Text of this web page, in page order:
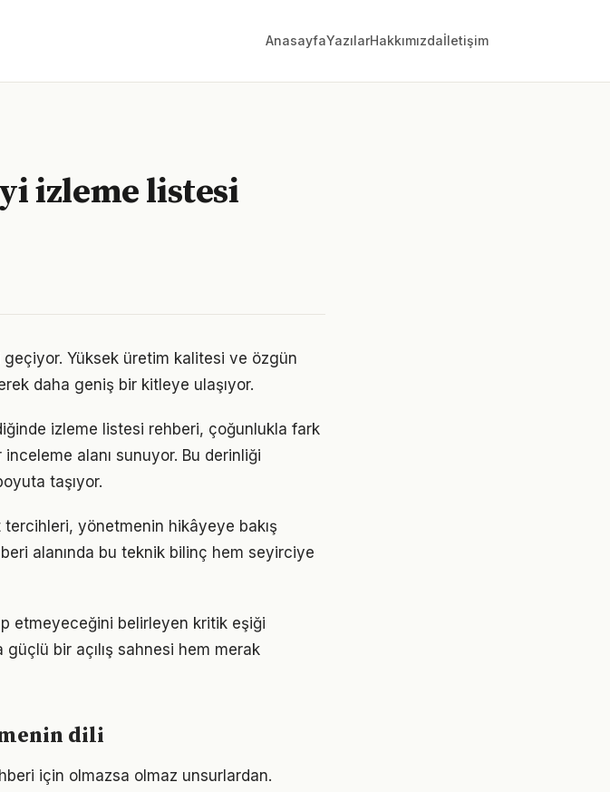
AnasayfaYazılarHakkımızdaİletişim
izleme listesi
Yüksek üretim kalitesi ve özgün
daha geniş bir kitleye ulaşıyor.
izleme listesi rehberi, çoğunlukla fark
alanı sunuyor. Bu derinliği
taşıyor.
tercihleri, yönetmenin hikâyeye bakış
alanında bu teknik bilinç hem seyirciye
etmeyeceğini belirleyen kritik eşiği
bir açılış sahnesi hem merak
dili
için olmazsa olmaz unsurlardan.